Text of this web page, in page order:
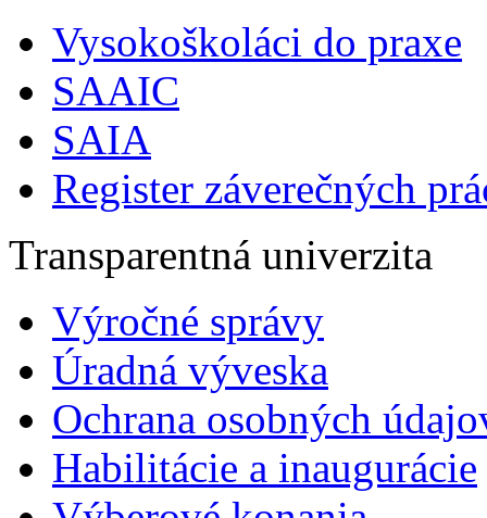
Vysokoškoláci do praxe
SAAIC
SAIA
Register záverečných
Transparentná univerzita
Výročné správy
Úradná výveska
Ochrana osobných
Habilitácie a inaugurácie